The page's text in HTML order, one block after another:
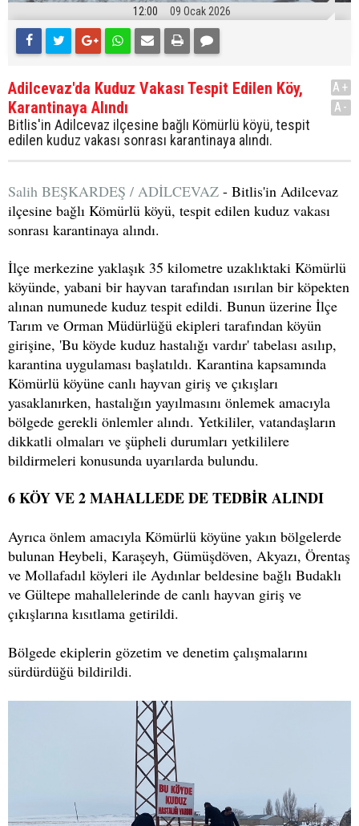
12:00 09 Ocak 2026
Adilcevaz'da Kuduz Vakası Tespit Edilen Köy,
Karantinaya Alındı
Bitlis'in Adilcevaz ilçesine bağlı Kömürlü köyü, tespit
edilen kuduz vakası sonrası karantinaya alındı.
A+
A-
Salih BEŞKARDEŞ / ADİLCEVAZ - Bitlis'in Adilcevaz
ilçesine bağlı Kömürlü köyü, tespit edilen kuduz vakası
sonrası karantinaya alındı.
İlçe merkezine yaklaşık 35 kilometre uzaklıktaki Kömürlü
köyünde, yabani bir hayvan tarafından ısırılan bir köpekten
alınan numunede kuduz tespit edildi. Bunun üzerine İlçe
Tarım ve Orman Müdürlüğü ekipleri tarafından köyün
girişine, 'Bu köyde kuduz hastalığı vardır' tabelası asılıp,
karantina uygulaması başlatıldı. Karantina kapsamında
Kömürlü köyüne canlı hayvan giriş ve çıkışları
yasaklanırken, hastalığın yayılmasını önlemek amacıyla
bölgede gerekli önlemler alındı. Yetkililer, vatandaşların
dikkatli olmaları ve şüpheli durumları yetkililere
bildirmeleri konusunda uyarılarda bulundu.
6 KÖY VE 2 MAHALLEDE DE TEDBİR ALINDI
Ayrıca önlem amacıyla Kömürlü köyüne yakın bölgelerde
bulunan Heybeli, Karaşeyh, Gümüşdöven, Akyazı, Örentaş
ve Mollafadıl köyleri ile Aydınlar beldesine bağlı Budaklı
ve Gültepe mahallelerinde de canlı hayvan giriş ve
çıkışlarına kısıtlama getirildi.
Bölgede ekiplerin gözetim ve denetim çalışmalarını
sürdürdüğü bildirildi.